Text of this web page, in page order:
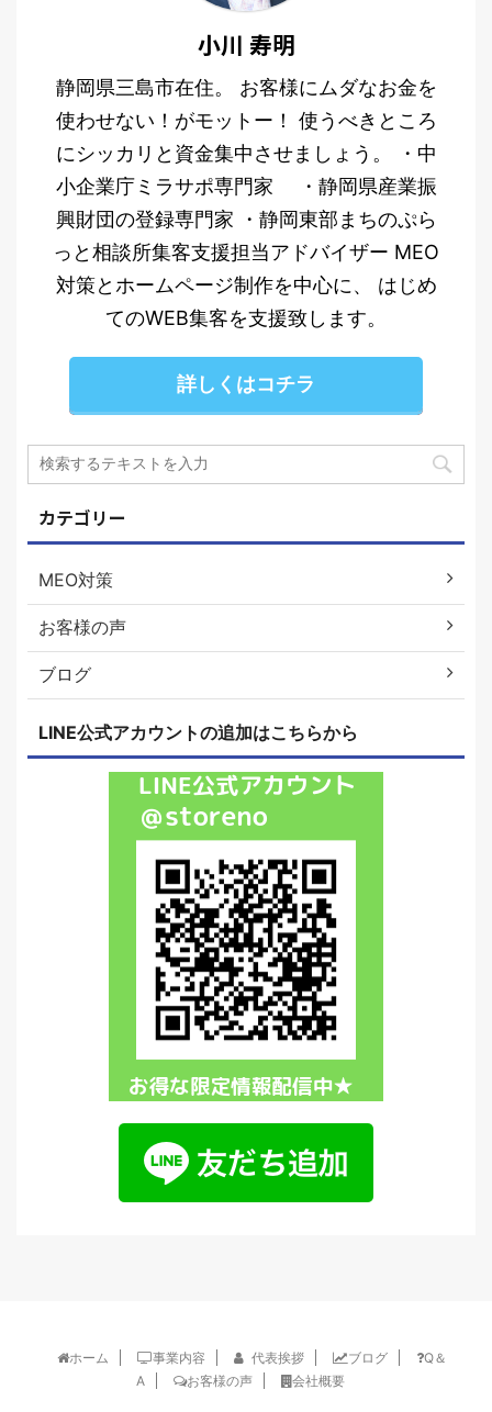
小川 寿明
静岡県三島市在住。 お客様にムダなお金を
使わせない！がモットー！ 使うべきところ
にシッカリと資金集中させましょう。 ・中
小企業庁ミラサポ専門家 ・静岡県産業振
興財団の登録専門家 ・静岡東部まちのぷら
っと相談所集客支援担当アドバイザー MEO
対策とホームページ制作を中心に、 はじめ
てのWEB集客を支援致します。
詳しくはコチラ
カテゴリー
MEO対策
お客様の声
ブログ
LINE公式アカウントの追加はこちらから
ホーム 事業内容 代表挨拶 ブログ
Q＆
A
お客様の声 会社概要